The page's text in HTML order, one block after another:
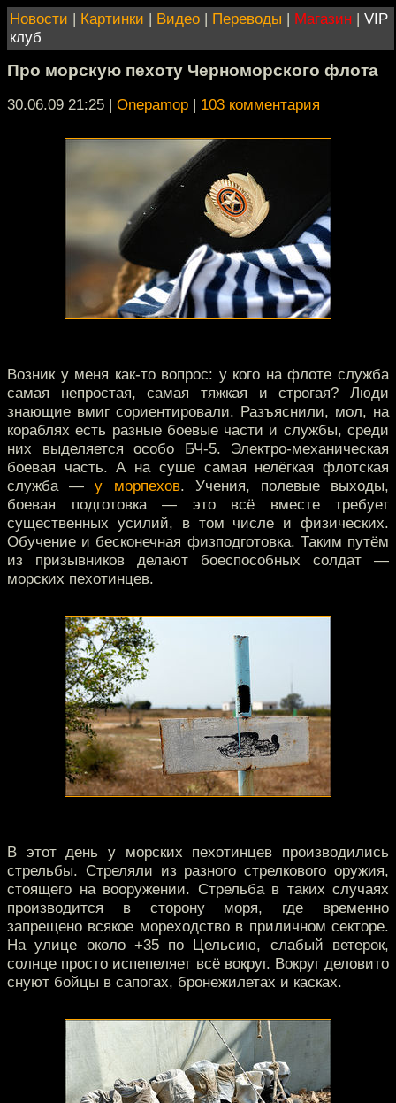
Новости | Картинки | Видео | Переводы | Магазин | VIP
клуб
Про морскую пехоту Черноморского флота
30.06.09 21:25 | Onepamop | 103 комментария
Возник у меня как-то вопрос: у кого на флоте служба
самая непростая, самая тяжкая и строгая? Люди
знающие вмиг сориентировали. Разъяснили, мол, на
кораблях есть разные боевые части и службы, среди
них выделяется особо БЧ-5. Электро-механическая
боевая часть. А на суше самая нелёгкая флотская
служба —у морпехов. Учения, полевые выходы,
боевая подготовка — это всё вместе требует
существенных усилий, в том числе и физических.
Обучение и бесконечная физподготовка. Таким путём
из призывников делают боеспособных солдат —
морских пехотинцев.
В этот день у морских пехотинцев производились
стрельбы. Стреляли из разного стрелкового оружия,
стоящего на вооружении. Стрельба в таких случаях
производится в сторону моря, где временно
запрещено всякое мореходство в приличном секторе.
На улице около +35 по Цельсию, слабый ветерок,
солнце просто испепеляет всё вокруг. Вокруг деловито
снуют бойцы в сапогах, бронежилетах и касках.